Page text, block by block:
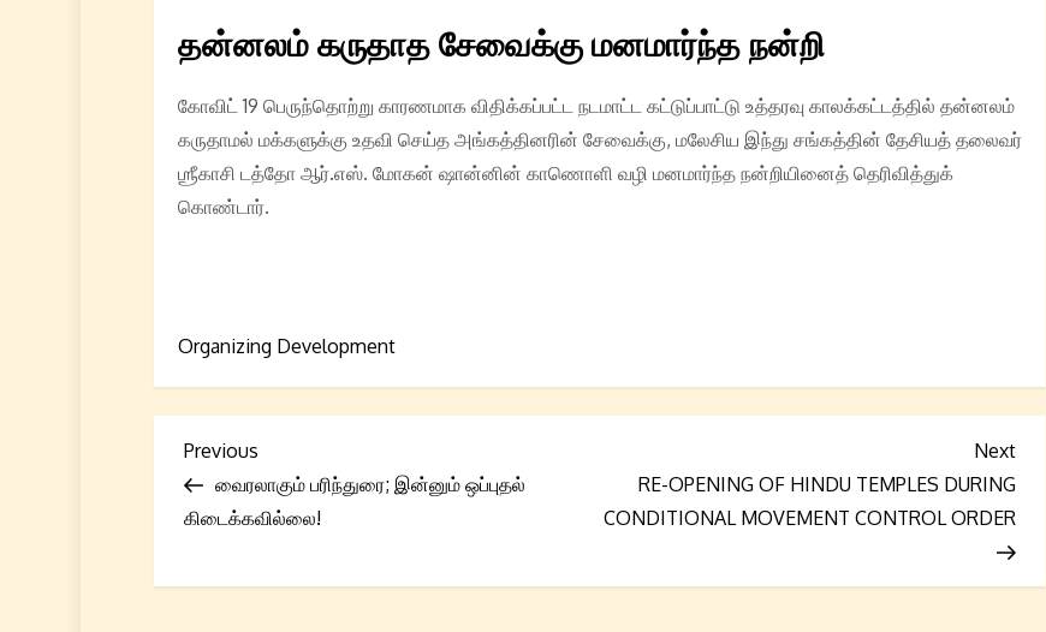
தன்னலம் கருதாத சேவைக்கு மனமார்ந்த நன்றி
கோவிட் 19 பெருந்தொற்று காரணமாக விதிக்கப்பட்ட நடமாட்ட கட்டுப்பாட்டு உத்தரவு காலக்கட்டத்தில் தன்னலம்
கருதாமல் மக்களுக்கு உதவி செய்த அங்கத்தினரின் சேவைக்கு, மலேசிய இந்து சங்கத்தின் தேசியத் தலைவர்
ஶ்ரீகாசி டத்தோ ஆர்.எஸ். மோகன் ஷான்னின் காணொளி வழி மனமார்ந்த நன்றியினைத் தெரிவித்துக்
கொண்டார்.
Organizing Development
P
o
Previous
Post
Previous
வைரலாகும் பரிந்துரை; இன்னும் ஒப்புதல்
கிடைக்கவில்லை!
Next
Post
Next
RE-OPENING OF HINDU TEMPLES DURING
CONDITIONAL MOVEMENT CONTROL ORDER